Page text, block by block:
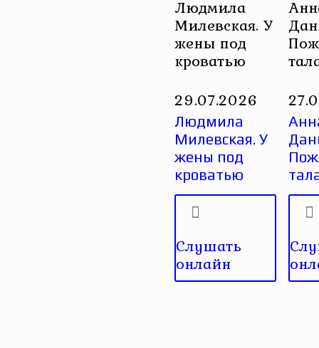
Людмила
Милевская. У
жены под
кроватью
29.07.2026
Людмила
Милевская. У
жены под
кроватью
Слушать
онлайн